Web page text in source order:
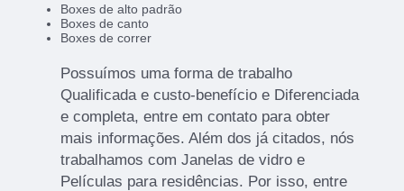
Boxes de alto padrão
Boxes de canto
Boxes de correr
Possuímos uma forma de trabalho
Qualificada e custo-benefício e Diferenciada
e completa, entre em contato para obter
mais informações. Além dos já citados, nós
trabalhamos com Janelas de vidro e
Películas para residências. Por isso, entre